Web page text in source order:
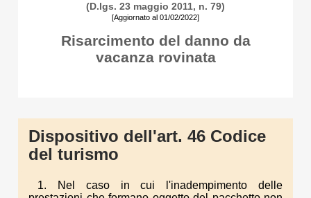
(D.lgs. 23 maggio 2011, n. 79)
[Aggiornato al 01/02/2022]
Risarcimento del danno da
vacanza rovinata
Dispositivo dell'art. 46 Codice
del turismo
1. Nel caso in cui l'inadempimento delle